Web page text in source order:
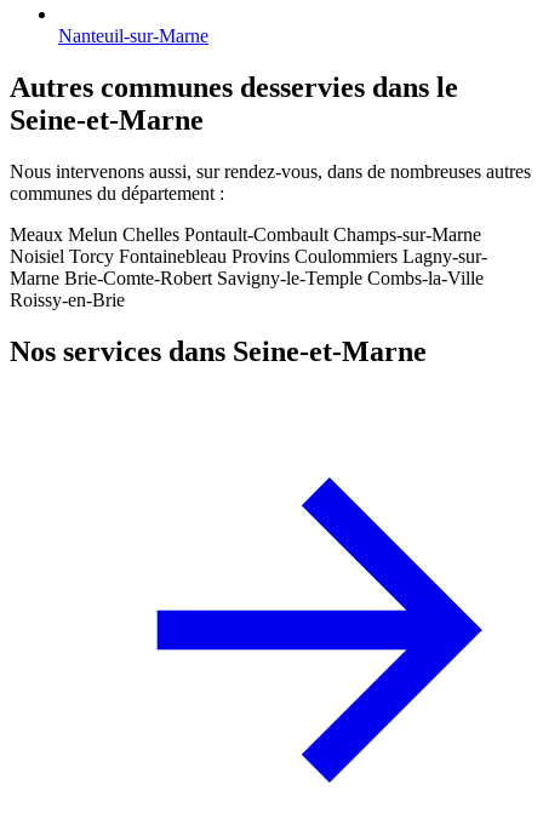
Nanteuil-sur-Marne
Autres communes desservies dans le
Seine-et-Marne
Nous intervenons aussi, sur rendez-vous, dans de nombreuses autres
communes du département :
Meaux Melun Chelles Pontault-Combault Champs-sur-Marne
Noisiel Torcy Fontainebleau Provins Coulommiers Lagny-sur-
Marne Brie-Comte-Robert Savigny-le-Temple Combs-la-Ville
Roissy-en-Brie
Nos services dans Seine-et-Marne